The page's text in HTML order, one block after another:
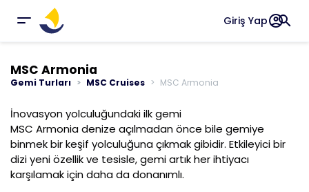
Giriş Yapaccount_circlesearch
MSC Armonia
Gemi Turları MSC Cruises MSC Armonia
İnovasyon yolculuğundaki ilk gemi
MSC Armonia denize açılmadan önce bile gemiye
binmek bir keşif yolculuğuna çıkmak gibidir. Etkileyici bir
dizi yeni özellik ve tesisle, gemi artık her ihtiyacı
karşılamak için daha da donanımlı.